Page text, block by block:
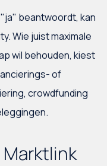
beantwoordt, kan
Wie juist maximale
wil behouden, kiest
of
crowdfunding